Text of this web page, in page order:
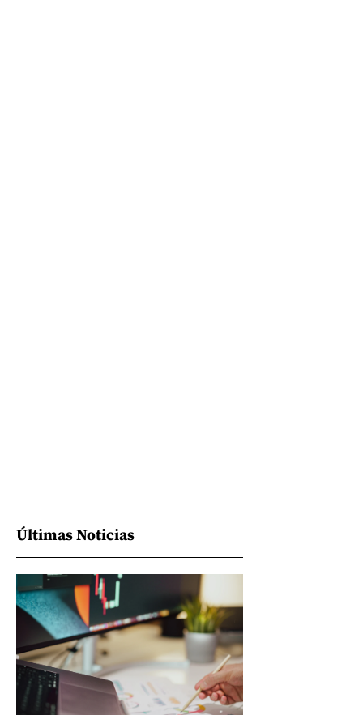
Últimas Noticias